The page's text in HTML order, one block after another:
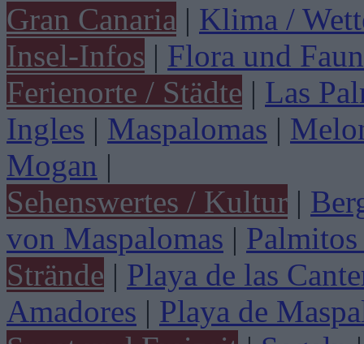
Gran Canaria | Klima /
Insel-Infos | Flora und
Ferienorte / Städte | Las
Ingles | Maspalomas |
Mogan |
Sehenswertes / Kultur |
von Maspalomas |
Strände | Playa de las
Amadores | Playa de